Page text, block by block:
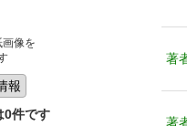
画像を
0件です
著
著